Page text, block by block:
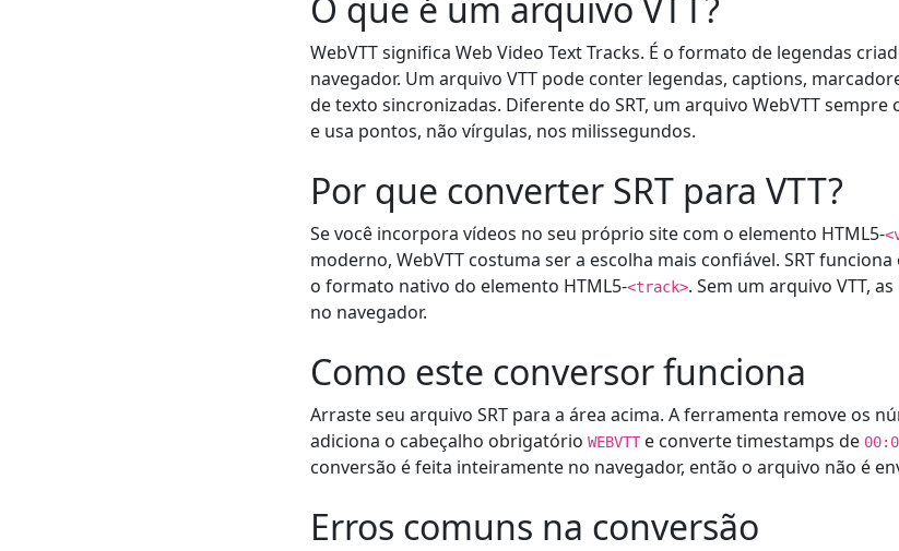
WebVTT significa Web Video Text Tracks. É o formato de legendas
navegador. Um arquivo VTT pode conter legendas, captions,
de texto sincronizadas. Diferente do SRT, um arquivo WebVTT sempre
e usa pontos, não vírgulas, nos milissegundos.
Por que converter SRT para VTT?
Se você incorpora vídeos no seu próprio site com o elemento HTML5-
moderno, WebVTT costuma ser a escolha mais confiável. SRT
o formato nativo do elemento HTML5-<track>. Sem um arquivo VTT,
no navegador.
Como este conversor funciona
Arraste seu arquivo SRT para a área acima. A ferramenta remove os
adiciona o cabeçalho obrigatório WEBVTT e converte timestamps de
conversão é feita inteiramente no navegador, então o arquivo não é
Erros comuns na conversão